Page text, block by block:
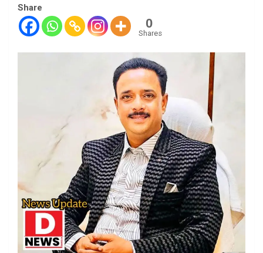
Share
0
Shares